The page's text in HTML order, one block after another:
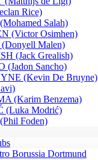
Rice)
Salah)
(Victor Osimhen)
Malen)
(Jack Grealish)
(Jadon Sancho)
(Kevin De Bruyne)
(Karim Benzema)
(Luka Modrić)
Foden)
Borussia Dortmund